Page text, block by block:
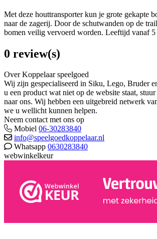
Met deze houttransporter kun je grote gekapte
naar de zagerij. Door de schutwanden op de
bomen veilig vervoerd worden. Leeftijd vanaf 5
0 review(s)
Over Koppelaar speelgoed
Wij zijn gespecialiseerd in Siku, Lego, Bruder
u een product wat niet op de website staat,
naar ons. Wij hebben een uitgebreid netwerk
we u wellicht kunnen helpen.
Neem contact met ons op
Mobiel 06-30283840
info@speelgoedkoppelaar.nl
Whatsapp 0630283840
webwinkelkeur